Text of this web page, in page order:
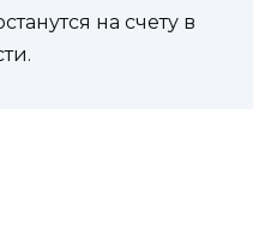
на счету в